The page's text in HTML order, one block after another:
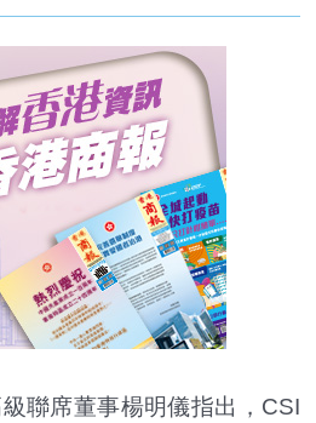
聯席董事楊明儀指出，CSI